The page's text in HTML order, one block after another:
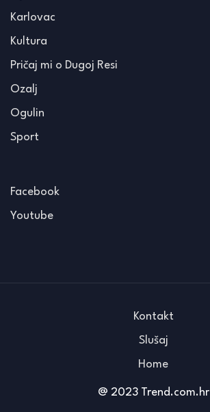
Karlovac
Kultura
Pričaj mi o Dugoj Resi
Ozalj
Ogulin
Sport
Facebook
Youtube
@ 2023 Trend.com.hr
Kontakt
Slušaj
Home